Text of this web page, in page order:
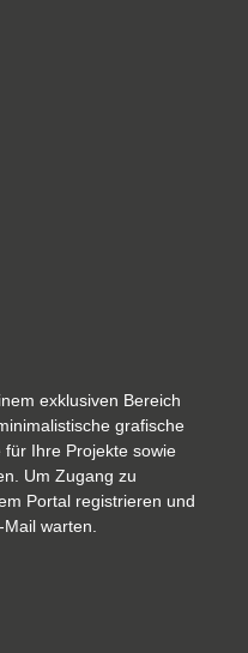
exklusiven Bereich
grafische
Ihre Projekte sowie
Um Zugang zu
Portal registrieren und
warten.